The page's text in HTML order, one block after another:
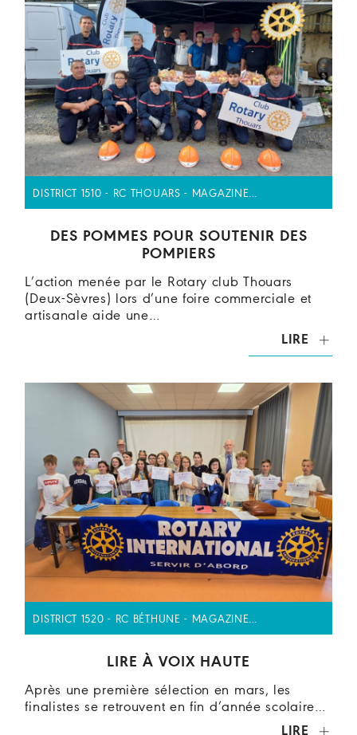
DISTRICT 1510 - RC THOUARS - MAGAZINE…
DES POMMES POUR SOUTENIR DES
POMPIERS
L’action menée par le Rotary club Thouars
(Deux-Sèvres) lors d’une foire commerciale et
artisanale aide une…
LIRE
DISTRICT 1520 - RC BÉTHUNE - MAGAZINE…
LIRE À VOIX HAUTE
Après une première sélection en mars, les
finalistes se retrouvent en fin d’année scolaire…
LIRE